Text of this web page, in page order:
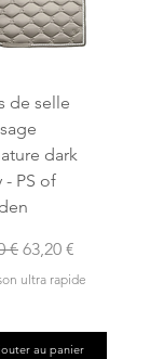
de selle
dark
- PS of
€ Prix promotionnel
63,20 €
ultra rapide
au panier